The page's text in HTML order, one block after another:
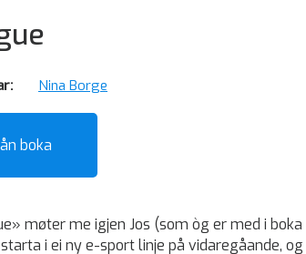
Nina Borge
boka
møter me igjen Jos (som òg er med i
i ei ny e-sport linje på vidaregåande,